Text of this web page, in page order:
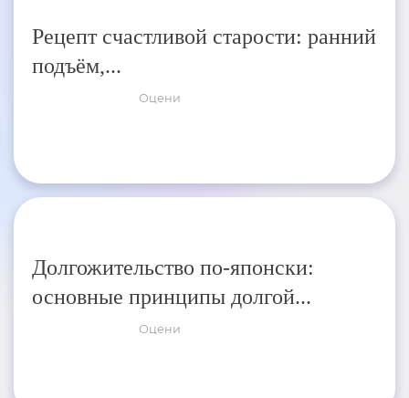
Рецепт счастливой старости: ранний
подъём,...
Оцени
Долгожительство по-японски:
основные принципы долгой...
Оцени